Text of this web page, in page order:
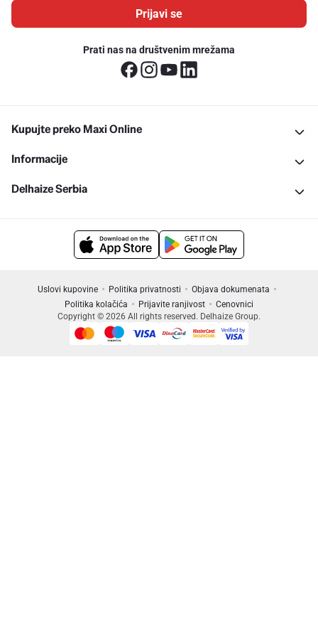
Prijavi se
Prati nas na društvenim mrežama
Kupujte preko Maxi Online
Informacije
Delhaize Serbia
Uslovi kupovine Politika privatnosti
Objava dokumenata
Politika kolačića
Prijavite ranjivost
Cenovnici
Copyright © 2026 All rights reserved. Delhaize Group.